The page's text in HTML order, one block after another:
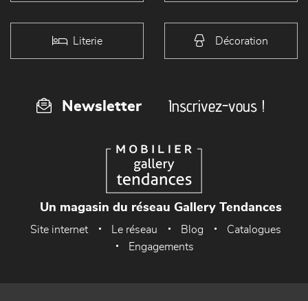
Literie Décoration
Newsletter Inscrivez-vous !
Un magasin du réseau Gallery Tendances
Site internet Le réseau Blog
Catalogues
Engagements